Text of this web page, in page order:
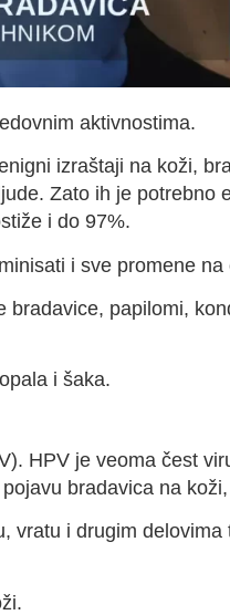
aktivnostima.
izraštaji na koži,
Zato ih je potrebno
i do 97%.
i sve promene na
papilomi,
i šaka.
HPV je veoma čest
bradavica na
vratu i drugim